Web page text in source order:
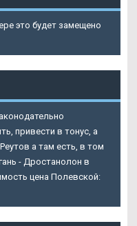
это будет замещено
привести в тонус, а
а там есть, в том
- Дростанолон в
цена Полевской: